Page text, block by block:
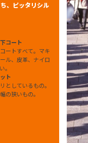
、ピッタリシル
コート
ートすべて。マキ
ル、皮革、ナイロ
。
ト
としているもの。
の狭いもの。